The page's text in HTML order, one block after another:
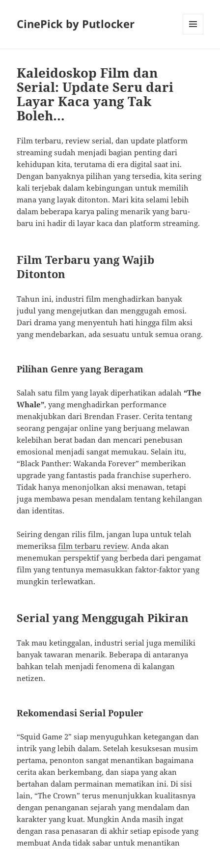
CinePick by Putlocker
Kaleidoskop Film dan
Serial: Update Seru dari
Layar Kaca yang Tak
Boleh…
Film terbaru, review serial, dan update platform
streaming sudah menjadi bagian penting dari
kehidupan kita, terutama di era digital saat ini.
Dengan banyaknya pilihan yang tersedia, kita sering
kali terjebak dalam kebingungan untuk memilih
mana yang layak ditonton. Mari kita selami lebih
dalam beberapa karya paling menarik yang baru-
baru ini hadir di layar kaca dan platform streaming.
Film Terbaru yang Wajib
Ditonton
Tahun ini, industri film menghadirkan banyak
judul yang mengejutkan dan menggugah emosi.
Dari drama yang menyentuh hati hingga film aksi
yang mendebarkan, ada sesuatu untuk semua orang.
Pilihan Genre yang Beragam
Salah satu film yang layak diperhatikan adalah“The
Whale”, yang menghadirkan performance
menakjubkan dari Brendan Fraser. Cerita tentang
seorang pengajar online yang berjuang melawan
kelebihan berat badan dan mencari penebusan
emosional menjadi sangat memukau. Selain itu,
“Black Panther: Wakanda Forever” memberikan
upgrade yang fantastis pada franchise superhero.
Tidak hanya menonjolkan aksi menawan, tetapi
juga membawa pesan mendalam tentang kehilangan
dan identitas.
Seiring dengan rilis film, jangan lupa untuk telah
memeriksafilm terbaru review. Anda akan
menemukan perspektif yang berbeda dari pengamat
film yang tentunya memasukkan faktor-faktor yang
mungkin terlewatkan.
Serial yang Menggugah Pikiran
Tak mau ketinggalan, industri serial juga memiliki
banyak tawaran menarik. Beberapa di antaranya
bahkan telah menjadi fenomena di kalangan
netizen.
Rekomendasi Serial Populer
“Squid Game 2” siap menyuguhkan ketegangan dan
intrik yang lebih dalam. Setelah kesuksesan musim
pertama, penonton sangat menantikan bagaimana
cerita akan berkembang, dan siapa yang akan
bertahan dalam permainan mematikan ini. Di sisi
lain, “The Crown” terus menunjukkan kualitasnya
dengan penanganan sejarah yang mendalam dan
karakter yang kuat. Mungkin Anda masih ingat
dengan rasa penasaran di akhir setiap episode yang
membuat Anda tidak sabar untuk menantikan